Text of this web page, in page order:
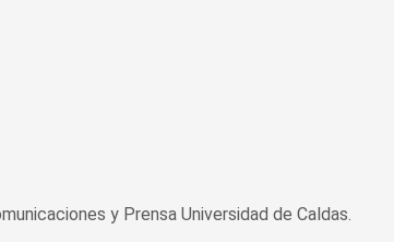
y Prensa Universidad de Caldas.